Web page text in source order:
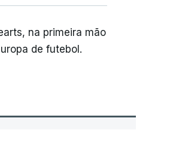
na primeira mão
de futebol.